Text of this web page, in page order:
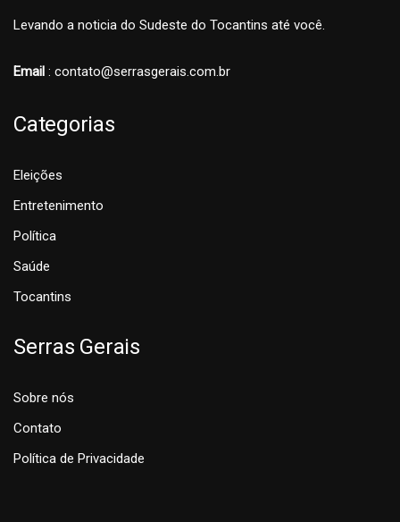
Levando a noticia do Sudeste do Tocantins até você.
Email : contato@serrasgerais.com.br
Categorias
Eleições
Entretenimento
Política
Saúde
Tocantins
Serras Gerais
Sobre nós
Contato
Política de Privacidade